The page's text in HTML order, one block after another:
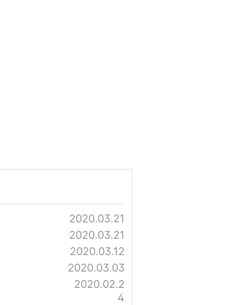
2020.03.21
2020.03.21
2020.03.12
2020.03.03
2020.02.2
4